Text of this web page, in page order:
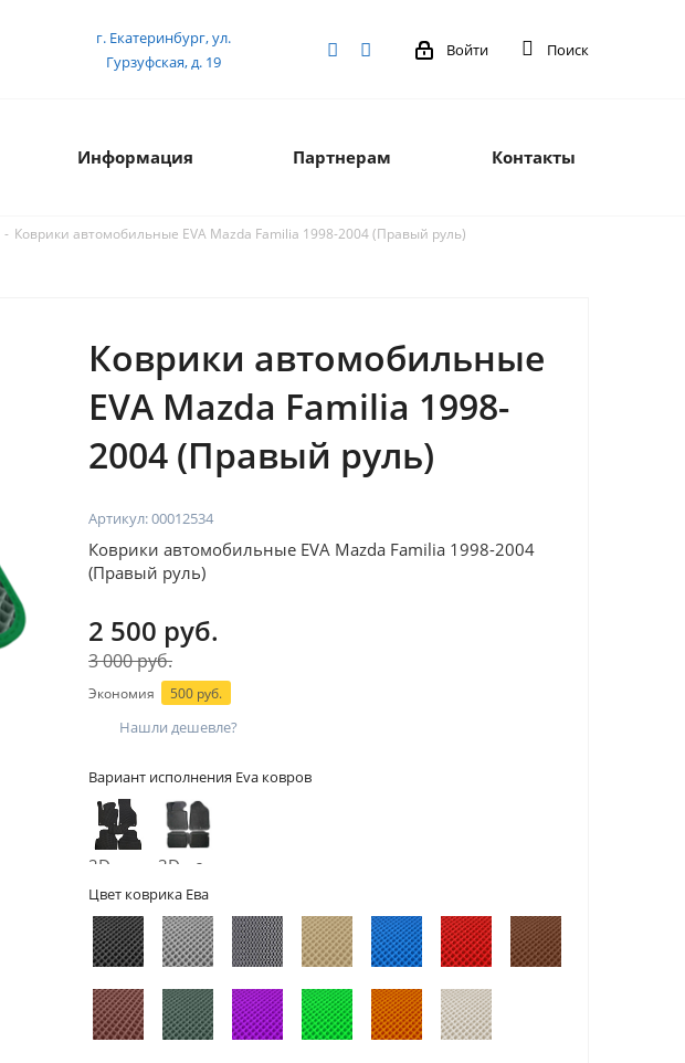
г. Екатеринбург, ул.
Гурзуфская, д. 19
Войти Поиск
Информация Партнерам Контакты
- Коврики автомобильные EVA Mazda Familia 1998-2004 (Правый руль)
Коврики автомобильные
EVA Mazda Familia 1998-
2004 (Правый руль)
Артикул:00012534
Коврики автомобильные EVA Mazda Familia 1998-2004
(Правый руль)
2 500 руб.
3 000 руб.
Экономия 500 руб.
Нашли дешевле?
Вариант исполнения Eva ковров
2D -
без
бортов
3D - с
бортами
Цвет коврика Ева